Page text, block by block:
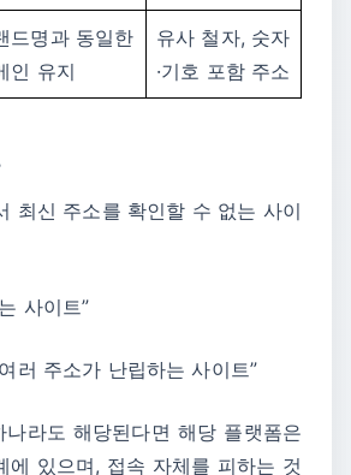
드명과 동일한
인 유지
유사 철자, 숫자
·기호 포함 주소
최신 주소를 확인할 수 없는 사이
사이트”
러 주소가 난립하는 사이트”
라도 해당된다면 해당 플랫폼은
에 있으며, 접속 자체를 피하는 것